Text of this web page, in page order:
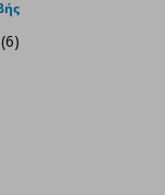
(6)
αγαπημένα